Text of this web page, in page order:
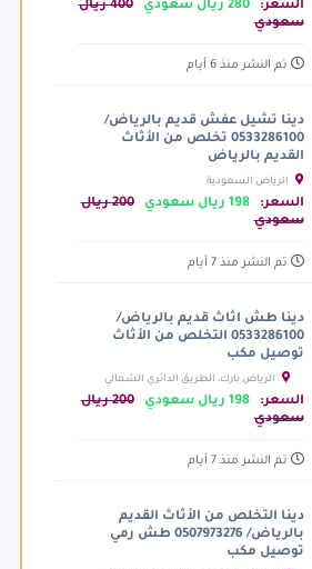
السعر: 280 ريال سعودي
400 ريال
سعودي
تم النشر منذ 6 أيام
دينا تشيل عفش قديم بالرياض/
0533286100 تخلص من الأثاث
القديم بالرياض
السعر: 198 ريال سعودي
200 ريال
سعودي
تم النشر منذ 7 أيام
دينا طش اثاث قديم بالرياض/
0533286100 التخلص من الأثاث
توصيل مكب
الرياض بارك، الطريق الدائري الشمالي
الفرعي، الرياض السعودية
السعر: 198 ريال سعودي
200 ريال
سعودي
تم النشر منذ 7 أيام
دينا التخلص من الأثاث القديم
بالرياض/ 0507973276 طش رمي
توصيل مكب